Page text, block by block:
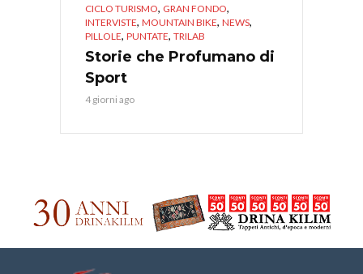
CICLO TURISMO, GRAN FONDO,
INTERVISTE, MOUNTAIN BIKE, NEWS,
PILLOLE, PUNTATE, TRILAB
Storie che Profumano di
Sport
4 giorni ago